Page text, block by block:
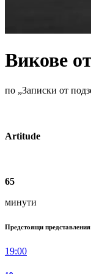
Викове
по „Записки от
Artitude
65
минути
Предстоящи представления
19:00